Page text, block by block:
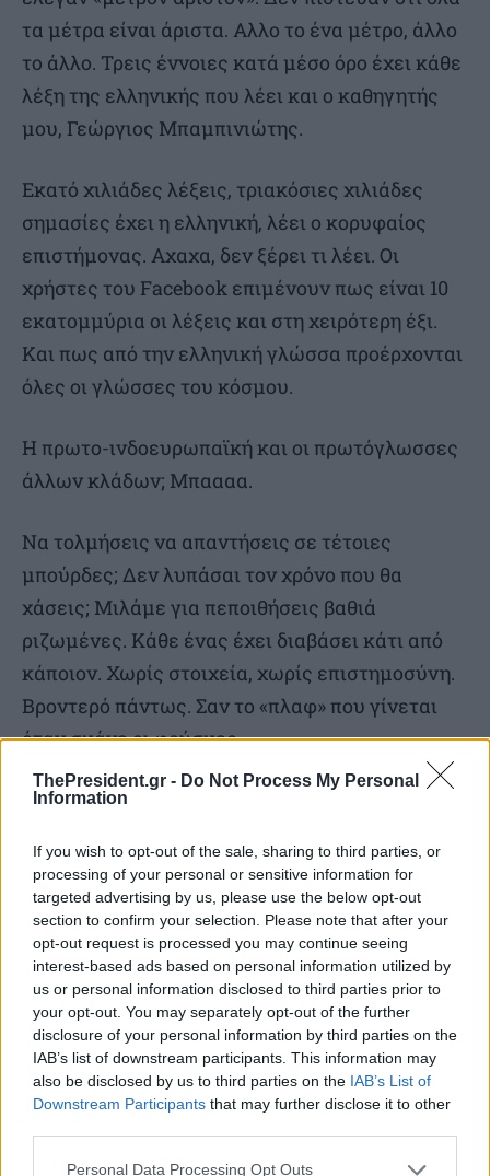
ThePresident.gr - Do Not Process My Personal
Information
If you wish to opt-out of the sale, sharing to third parties, or
processing of your personal or sensitive information for
targeted advertising by us, please use the below opt-out
section to confirm your selection. Please note that after your
opt-out request is processed you may continue seeing
interest-based ads based on personal information utilized by
us or personal information disclosed to third parties prior to
your opt-out. You may separately opt-out of the further
disclosure of your personal information by third parties on the
IAB’s list of downstream participants. This information may
also be disclosed by us to third parties on the IAB’s List of
Downstream Participants that may further disclose it to other
Personal Data Processing Opt Outs
τα μέτρα είναι άριστα. Αλλο το ένα μέτρο, άλλο
το άλλο. Τρεις έννοιες κατά μέσο όρο έχει κάθε
λέξη της ελληνικής που λέει και ο καθηγητής
μου, Γεώργιος Μπαμπινιώτης.
Εκατό χιλιάδες λέξεις, τριακόσιες χιλιάδες
σημασίες έχει η ελληνική, λέει ο κορυφαίος
επιστήμονας. Αχαχα, δεν ξέρει τι λέει. Οι
χρήστες του Facebook επιμένουν πως είναι 10
εκατομμύρια οι λέξεις και στη χειρότερη έξι.
Και πως από την ελληνική γλώσσα προέρχονται
όλες οι γλώσσες του κόσμου.
Η πρωτο-ινδοευρωπαϊκή και οι πρωτόγλωσσες
άλλων κλάδων; Μπαααα.
Να τολμήσεις να απαντήσεις σε τέτοιες
μπούρδες; Δεν λυπάσαι τον χρόνο που θα
χάσεις; Μιλάμε για πεποιθήσεις βαθιά
ριζωμένες. Κάθε ένας έχει διαβάσει κάτι από
κάποιον. Χωρίς στοιχεία, χωρίς επιστημοσύνη.
Βροντερό πάντως. Σαν το «πλαφ» που γίνεται
όταν σκάνε οι φούσκες.
«Παρέσυρε θανάσιμα». Τον καημένο τον
«Που πλήγονται». Ετσι σκληρά πλήττεται η
γραμματική. Εκ-πληξη καμία.
Μου το βρήκε η φίλη μου Ελεν, που ως
συγγραφέας το πρόσεξε: “Iατρικόν κέντρον
αρχάγγελοι». Ταιριαστό.
Τη μία βάζει τεράστιους δασμούς το πορτοκαλί